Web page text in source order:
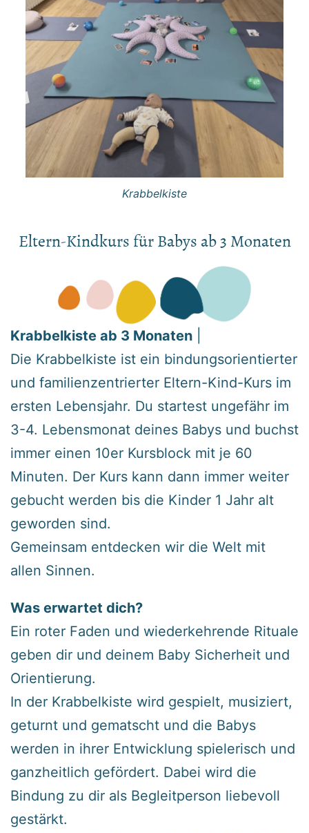
Krabbelkiste
Eltern-Kindkurs für Babys ab 3 Monaten
Krabbelkiste ab 3 Monaten
Die Krabbelkiste ist ein bindungsorientierter
und familienzentrierter Eltern-Kind-Kurs im
ersten Lebensjahr. Du startest ungefähr im
3-4. Lebensmonat deines Babys und buchst
immer einen 10er Kursblock mit je 60
Minuten. Der Kurs kann dann immer weiter
gebucht werden bis die Kinder 1 Jahr alt
geworden sind.
Gemeinsam entdecken wir die Welt mit
allen Sinnen.
Was erwartet dich?
Ein roter Faden und wiederkehrende Rituale
geben dir und deinem Baby Sicherheit und
Orientierung.
In der Krabbelkiste wird gespielt, musiziert,
geturnt und gematscht und die Babys
werden in ihrer Entwicklung spielerisch und
ganzheitlich gefördert. Dabei wird die
Bindung zu dir als Begleitperson liebevoll
gestärkt.